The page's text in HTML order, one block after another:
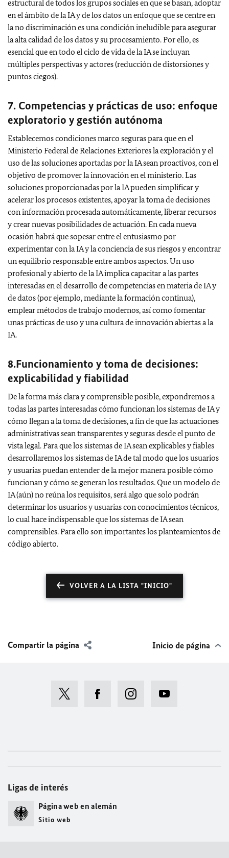
estructural de todos los grupos sociales en que se basan, adoptar
en el ámbito de la IA y de los datos un enfoque que se centre en
la no discriminación es una condición ineludible para asegurar
la alta calidad de los datos y su procesamiento. Por ello, es
esencial que en todo el ciclo de vida de la IA se incluyan
múltiples perspectivas y actores (reducción de distorsiones y
puntos ciegos).
7. Competencias y prácticas de uso: enfoque
exploratorio y gestión autónoma
Establecemos condiciones marco seguras para que en el
Ministerio Federal de Relaciones Exteriores la exploración y el
uso de las soluciones aportadas por la IA sean proactivos, con el
objetivo de promover la innovación en el ministerio. Las
soluciones proporcionadas por la IA pueden simplificar y
acelerar los procesos existentes, apoyar la toma de decisiones
con información procesada automáticamente, liberar recursos
y crear nuevas posibilidades de actuación. En cada nueva
ocasión habrá que sopesar entre el entusiasmo por
experimentar con la IA y la conciencia de sus riesgos y encontrar
un equilibrio responsable entre ambos aspectos. Un uso
profesional y abierto de la IA implica capacitar a las partes
interesadas en el desarrollo de competencias en materia de IA y
de datos (por ejemplo, mediante la formación continua),
emplear métodos de trabajo modernos, así como fomentar
unas prácticas de uso y una cultura de innovación abiertas a la
IA.
8.Funcionamiento y toma de decisiones:
explicabilidad y fiabilidad
De la forma más clara y comprensible posible, expondremos a
todas las partes interesadas cómo funcionan los sistemas de IA y
cómo llegan a la toma de decisiones, a fin de que las actuaciones
administrativas sean transparentes y seguras desde el punto de
vista legal. Para que los sistemas de IA sean explicables y fiables
desarrollaremos los sistemas de IA de tal modo que los usuarios
y usuarias puedan entender de la mejor manera posible cómo
funcionan y cómo se generan los resultados. Que un modelo de
IA (aún) no reúna los requisitos, será algo que solo podrán
determinar los usuarios y usuarias con conocimientos técnicos,
lo cual hace indispensable que los sistemas de IA sean
comprensibles. Para ello son importantes los planteamientos de
código abierto.
VOLVER A LA LISTA "INICIO"
Compartir la página Inicio de página
Ligas de interés
Página web en alemán
Sitio web